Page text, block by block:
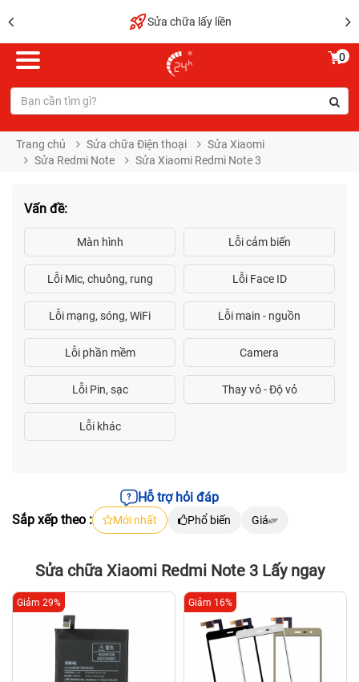
Sửa chữa lấy liền
0
Trang chủ Sửa chữa Điện thoại
Sửa Xiaomi
Sửa Redmi Note
Sửa Xiaomi Redmi Note 3
Vấn đề:
Hỗ trợ hỏi đáp
Sắp xếp theo :
Mới nhất Phổ biến Giá
Sửa chữa Xiaomi Redmi Note 3 Lấy ngay
Giảm 29% Giảm 16%